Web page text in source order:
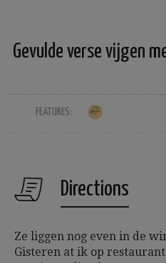
Gevulde verse vijgen
FEATURES:
Directions
Ze liggen nog even in de
Gisteren at ik op